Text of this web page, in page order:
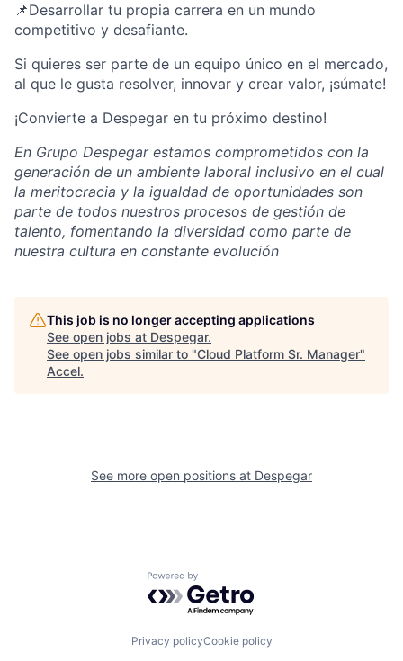
📌Desarrollar tu propia carrera en un mundo
competitivo y desafiante.
Si quieres ser parte de un equipo único en el mercado,
al que le gusta resolver, innovar y crear valor, ¡súmate!
¡Convierte a Despegar en tu próximo destino!
En Grupo Despegar estamos comprometidos con la
generación de un ambiente laboral inclusivo en el cual
la meritocracia y la igualdad de oportunidades son
parte de todos nuestros procesos de gestión de
talento, fomentando la diversidad como parte de
nuestra cultura en constante evolución
This job is no longer accepting applications
See open jobs at Despegar.
See open jobs similar to "Cloud Platform Sr. Manager"
Accel.
See more open positions at Despegar
Powered by Getro.com
Privacy policyCookie policy